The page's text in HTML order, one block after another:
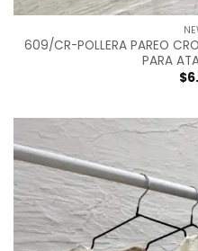
609/CR-POLLERA PAREO
PARA
$